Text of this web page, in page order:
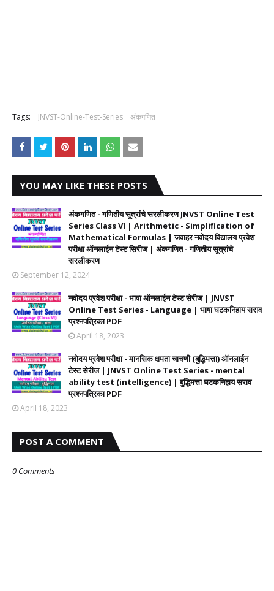
Tags: JNVST-Online-Test-Series अंकगणित
YOU MAY LIKE THESE POSTS
अंकगणित - गणितीय सूत्रांचे सरलीकरण JNVST Online Test
Series Class VI | Arithmetic - Simplification of
Mathematical Formulas | जवाहर नवोदय विद्यालय प्रवेश
परीक्षा ऑनलाईन टेस्ट सिरीज | अंकगणित - गणितीय सूत्रांचे
सरलीकरण
September 12, 2024
नवोदय प्रवेश परीक्षा - भाषा ऑनलाईन टेस्ट सेरीज | JNVST
Online Test Series - Language | भाषा घटकनिहाय सराव
प्रश्नपत्रिका PDF
April 18, 2023
नवोदय प्रवेश परीक्षा - मानसिक क्षमता चाचणी (बुद्धिमत्ता) ऑनलाईन
टेस्ट सेरीज | JNVST Online Test Series - mental
ability test (intelligence) | बुद्धिमत्ता घटकनिहाय सराव
प्रश्नपत्रिका PDF
April 18, 2023
POST A COMMENT
0 Comments